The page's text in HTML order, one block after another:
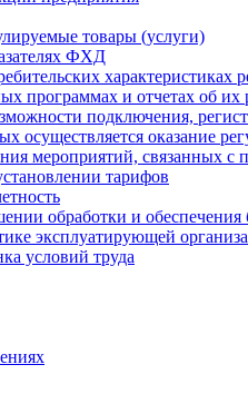
товары (услуги)
ФХД
характеристиках
программах и отчетах об их
подключения,
осуществляется оказание
мероприятий, связанных с
тарифов
обработки и обеспечения
эксплуатирующей
условий труда